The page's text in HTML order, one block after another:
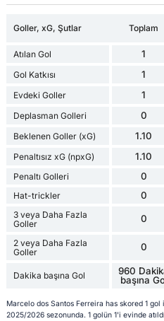
Goller, xG, Şutlar Toplam
Atılan Gol 1
Gol Katkısı 1
Evdeki Goller 1
Deplasman Golleri 0
Beklenen Goller (xG) 1.10
Penaltısız xG (npxG) 1.10
Penaltı Golleri 0
Hat-trickler 0
3 veya Daha Fazla
Goller
0
2 veya Daha Fazla
Goller
0
Dakika başına Gol
960
başına
Marcelo dos Santos Ferreira has skored 1
2025/2026 sezonunda. 1 golün 1'i evinde